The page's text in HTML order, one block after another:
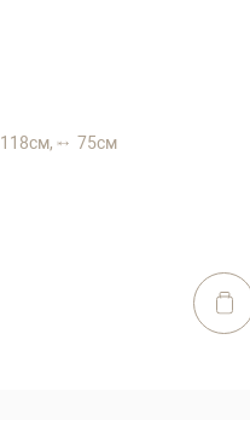
118 см, 75 см